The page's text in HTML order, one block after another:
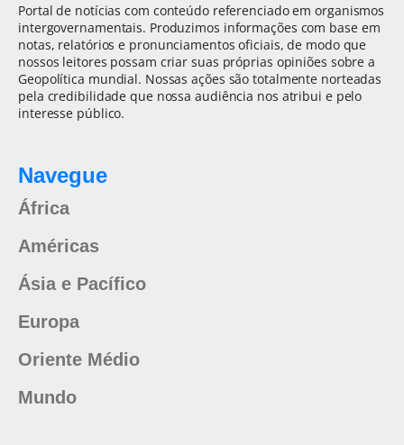
Portal de notícias com conteúdo referenciado em organismos
intergovernamentais. Produzimos informações com base em
notas, relatórios e pronunciamentos oficiais, de modo que
nossos leitores possam criar suas próprias opiniões sobre a
Geopolítica mundial. Nossas ações são totalmente norteadas
pela credibilidade que nossa audiência nos atribui e pelo
interesse público.
Navegue
África
Américas
Ásia e Pacífico
Europa
Oriente Médio
Mundo